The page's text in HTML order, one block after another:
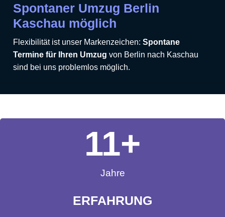
Spontaner Umzug Berlin
Kaschau möglich
Flexibilität ist unser Markenzeichen: Spontane
Termine für Ihren Umzug von Berlin nach Kaschau
sind bei uns problemlos möglich.
Jahre
ERFAHRUNG
11+